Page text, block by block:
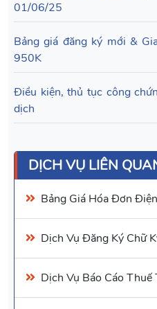
01/06/25
Bảng giá đăng ký mới &
950K
Điều kiện, thủ tục công
dịch
DỊCH VỤ LIÊN
Bảng Giá Hóa Đơn
Dịch Vụ Đăng Ký Chữ
Dịch Vụ Báo Cáo Thuế